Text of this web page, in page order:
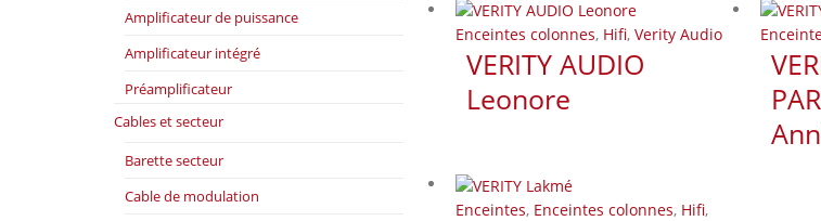
Enceintes colonnes, Hifi, Verity Audio
VERITY AUDIO
Leonore
Enceintes, Enceintes colonnes, Hifi,
Amplificateur de puissance
Amplificateur intégré
Préamplificateur
Cables et secteur
Barette secteur
Cable de modulation